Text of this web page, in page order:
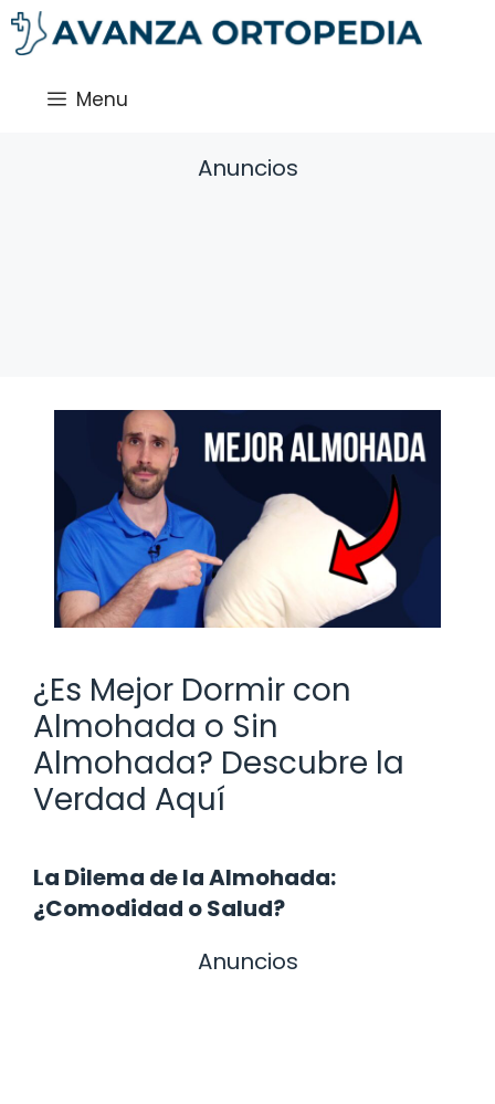
Saltar
al
Menu
Anuncios
¿Es Mejor Dormir con
Almohada o Sin
Almohada? Descubre la
Verdad Aquí
La Dilema de la Almohada:
¿Comodidad o Salud?
Anuncios